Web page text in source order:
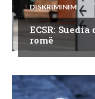
DISKRIMINIM
ECSR:
romë